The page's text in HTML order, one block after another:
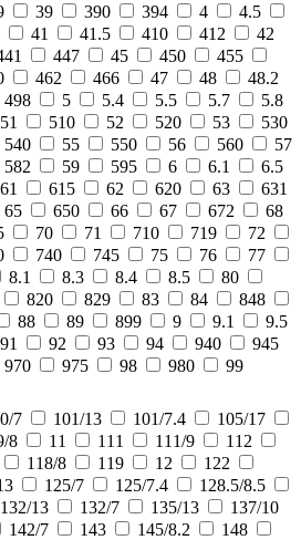
39 390 394 4
4.5
41 41.5 410 412
42
447 45 450
455
462 466 47 48
48.2
498 5 5.4 5.5 5.7
5.8
51 510 52 520 53
530
540 55 550 56 560
57
582 59 595 6 6.1
6.5
61 615 62 620 63
631
65 650 66 67 672
68
70 71 710 719
72
740 745 75 76
77
8.1 8.3 8.4 8.5
80
820 829 83 84
848
88 89 899 9 9.1
9.5
91 92 93 94 940
945
970 975 98 980
99
7 101/13 101/7.4
105/17
8 11 111 111/9
112
118/8 119 12
122
125/7 125/7.4
128.5/8.5
132/13 132/7 135/13
137/10
142/7 143 145/8.2
148